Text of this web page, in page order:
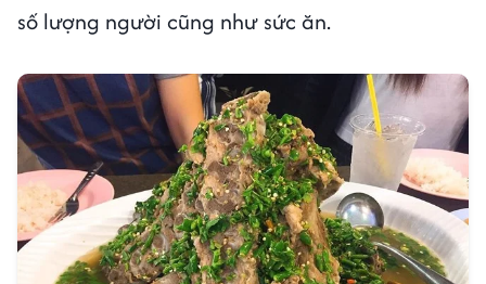
số lượng người cũng như sức ăn.